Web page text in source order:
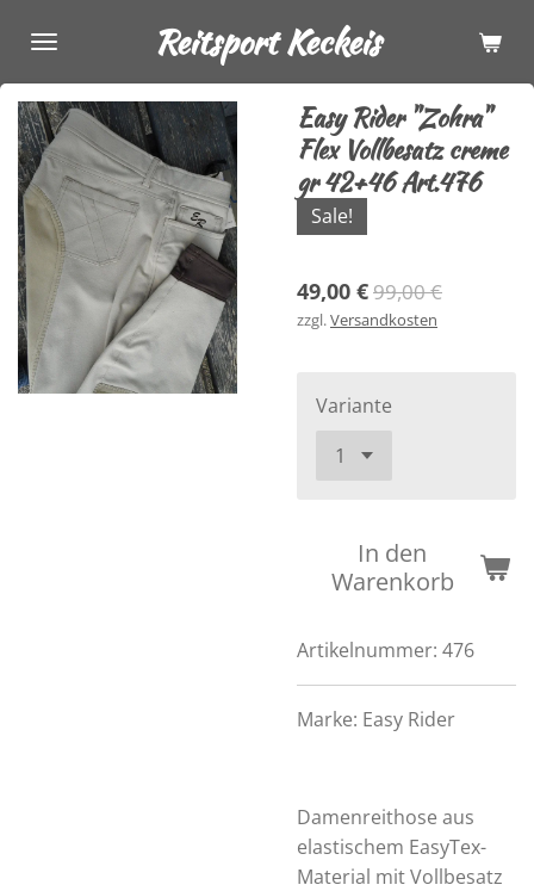
Hauptinhalt
springen
Reitsport Keckeis
Easy Rider "Zohra"
Flex Vollbesatz creme
gr 42+46 Art.476
Sale!
49,00 €99,00 €
zzgl.Versandkosten
Variante
In den
Warenkorb
Artikelnummer: 476
Marke: Easy Rider
Damenreithose aus
elastischem EasyTex-
Material mit Vollbesatz